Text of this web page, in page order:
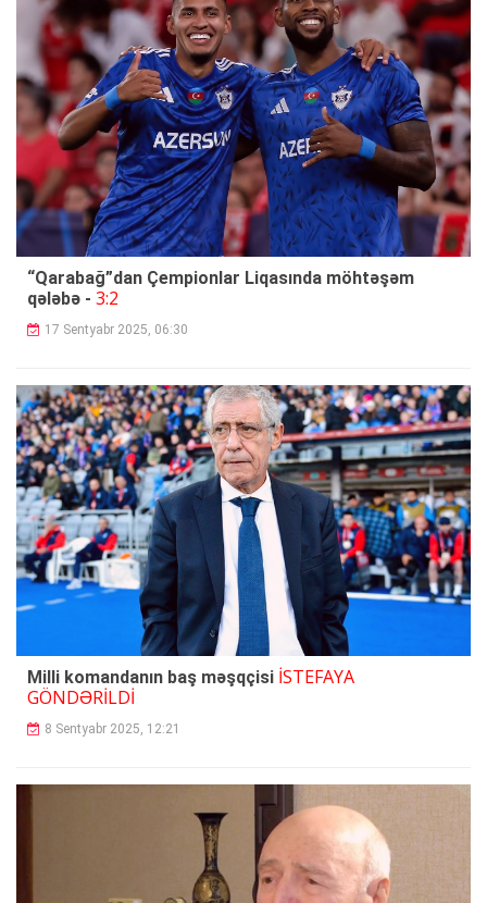
“Qarabağ”dan Çempionlar Liqasında möhtəşəm
qələbə - 3:2
17 Sentyabr 2025, 06:30
Milli komandanın baş məşqçisi İSTEFAYA
GÖNDƏRİLDİ
8 Sentyabr 2025, 12:21